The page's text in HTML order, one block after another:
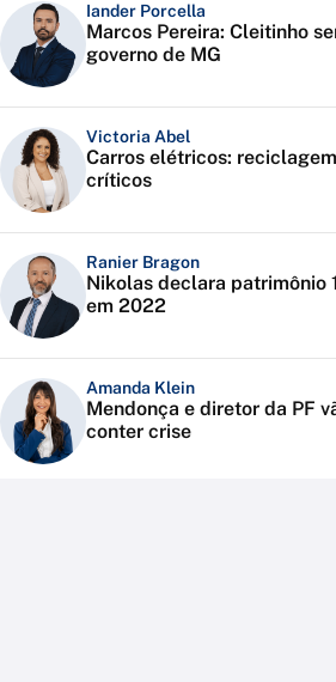
Iander Porcella
Marcos Pereira: Cleitinho
governo de MG
Victoria Abel
Carros elétricos:
críticos
Ranier Bragon
Nikolas declara patrimônio
em 2022
Amanda Klein
Mendonça e diretor da PF
conter crise